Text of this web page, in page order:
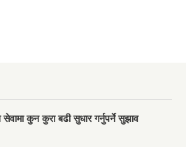
कुन कुरा बढी सुधार गर्नुपर्ने सुझाव